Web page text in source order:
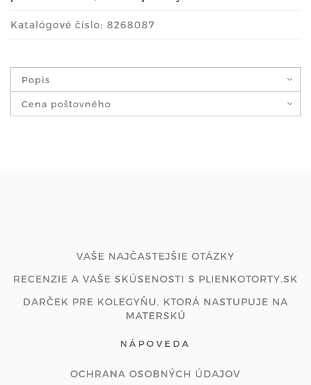
Katalógové číslo: 8268087
Popis
Cena poštovného
VAŠE NAJČASTEJŠIE OTÁZKY
RECENZIE A VAŠE SKÚSENOSTI S PLIENKOTORTY.SK
DARČEK PRE KOLEGYŇU, KTORÁ NASTUPUJE NA
MATERSKÚ
NÁPOVEDA
OCHRANA OSOBNÝCH ÚDAJOV